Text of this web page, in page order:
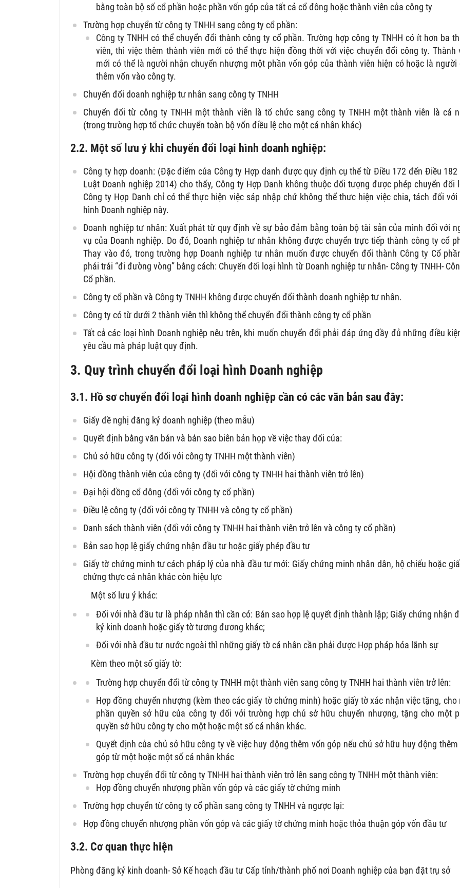
bằng toàn bộ số cổ phần hoặc phần vốn góp của tất cả cổ đông hoặc thành viên của công ty
Trường hợp chuyển từ công ty TNHH sang công ty cổ phần:
Công ty TNHH có thể chuyển đổi thành công ty cổ phần. Trường hợp công ty TNHH có ít hơn ba
viên, thì việc thêm thành viên mới có thể thực hiện đồng thời với việc chuyển đổi công ty. Thành
mới có thể là người nhận chuyển nhượng một phần vốn góp của thành viên hiện có hoặc là người
thêm vốn vào công ty.
Chuyển đổi doanh nghiệp tư nhân sang công ty TNHH
Chuyển đổi từ công ty TNHH một thành viên là tổ chức sang công ty TNHH một thành viên là cá
(trong trường hợp tổ chức chuyển toàn bộ vốn điều lệ cho một cá nhân khác)
2.2. Một số lưu ý khi chuyển đổi loại hình doanh nghiệp:
Công ty hợp doanh: (Đặc điểm của Công ty Hợp danh được quy định cụ thể từ Điều 172 đến Điều 182
Luật Doanh nghiệp 2014) cho thấy, Công ty Hợp Danh không thuộc đối tượng được phép chuyển đổi
Công ty Hợp Danh chỉ có thể thực hiện việc sáp nhập chứ không thể thưc hiện việc chia, tách đối với
hình Doanh nghiệp này.
Doanh nghiệp tư nhân: Xuất phát từ quy định về sự bảo đảm bằng toàn bộ tài sản của mình đối với
vụ của Doanh nghiệp. Do đó, Doanh nghiệp tư nhân không được chuyển trực tiếp thành công ty cổ
Thay vào đó, trong trường hợp Doanh nghiệp tư nhân muốn được chuyển đổi thành Công ty Cổ
phải trải “đi đường vòng” bằng cách: Chuyển đổi loại hình từ Doanh nghiệp tư nhân- Công ty TNHH-
Cổ phần.
Công ty cổ phần và Công ty TNHH không được chuyển đổi thành doanh nghiệp tư nhân.
Công ty có từ dưới 2 thành viên thì không thể chuyển đổi thành công ty cổ phần
Tất cả các loại hình Doanh nghiệp nêu trên, khi muốn chuyển đổi phải đáp ứng đầy đủ những điều
yêu cầu mà pháp luật quy định.
3. Quy trình chuyển đổi loại hình Doanh nghiệp
3.1. Hồ sơ chuyển đổi loại hình doanh nghiệp cần có các văn bản sau đây:
Giấy đề nghị đăng ký doanh nghiệp (theo mẫu)
Quyết định bằng văn bản và bản sao biên bản họp về việc thay đổi của:
Chủ sở hữu công ty (đối với công ty TNHH một thành viên)
Hội đồng thành viên của công ty (đối với công ty TNHH hai thành viên trở lên)
Đại hội đồng cổ đông (đối với công ty cổ phần)
Điều lệ công ty (đối với công ty TNHH và công ty cổ phần)
Danh sách thành viên (đối với công ty TNHH hai thành viên trở lên và công ty cổ phần)
Bản sao hợp lệ giấy chứng nhận đầu tư hoặc giấy phép đầu tư
Giấy tờ chứng minh tư cách pháp lý của nhà đầu tư mới: Giấy chứng minh nhân dân, hộ chiếu hoặc
chứng thực cá nhân khác còn hiệu lực
Một số lưu ý khác:
Đối với nhà đầu tư là pháp nhân thì cần có: Bản sao hợp lệ quyết định thành lập; Giấy chứng nhận
ký kinh doanh hoặc giấy tờ tương đương khác;
Đối với nhà đầu tư nước ngoài thì những giấy tờ cá nhân cần phải được Hợp pháp hóa lãnh sự
Kèm theo một số giấy tờ:
Trường hợp chuyển đổi từ công ty TNHH một thành viên sang công ty TNHH hai thành viên trở lên:
Hợp đồng chuyển nhượng (kèm theo các giấy tờ chứng minh) hoặc giấy tờ xác nhận việc tặng, cho
phần quyền sở hữu của công ty đối với trường hợp chủ sở hữu chuyển nhượng, tặng cho một
quyền sở hữu công ty cho một hoặc một số cá nhân khác.
Quyết định của chủ sở hữu công ty về việc huy động thêm vốn góp nếu chủ sở hữu huy động thêm
góp từ một hoặc một số cá nhân khác
Trường hợp chuyển đổi từ công ty TNHH hai thành viên trở lên sang công ty TNHH một thành viên:
Hợp đồng chuyển nhượng phần vốn góp và các giấy tờ chứng minh
Trường hợp chuyển từ công ty cổ phần sang công ty TNHH và ngược lại:
Hợp đồng chuyển nhượng phần vốn góp và các giấy tờ chứng minh hoặc thỏa thuận góp vốn đầu tư
3.2. Cơ quan thực hiện
Phòng đăng ký kinh doanh- Sở Kế hoạch đầu tư Cấp tỉnh/thành phố nơi Doanh nghiệp của bạn đặt trụ sở